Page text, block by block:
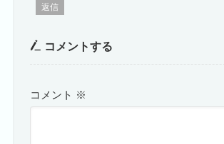
返信
コメントする
コメント ※